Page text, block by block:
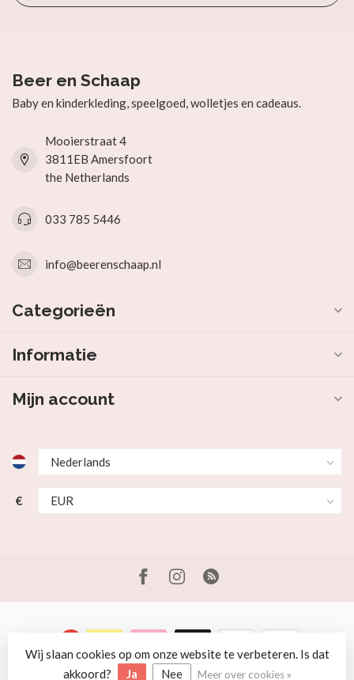
Beer en Schaap
Baby en kinderkleding, speelgoed, wolletjes en cadeaus.
Mooierstraat 4
3811EB Amersfoort
the Netherlands
033 785 5446
info@beerenschaap.nl
Categorieën
Informatie
Mijn account
€
© Copyright 2026 Beer en Schaap
Wij slaan cookies op om onze website te verbeteren. Is dat
akkoord?
Ja Nee Meer over cookies »